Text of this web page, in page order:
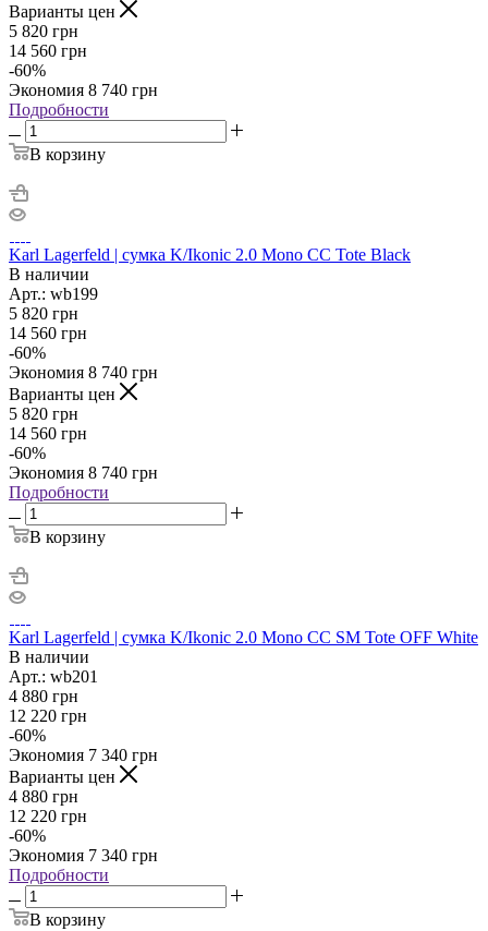
Варианты цен
5 820 грн
14 560 грн
-60%
Экономия 8 740 грн
Подробности
В корзину
Karl Lagerfeld | сумка K/Ikonic 2.0 Mono CC Tote Black
В наличии
Арт.: wb199
5 820 грн
14 560 грн
-60%
Экономия 8 740 грн
Варианты цен
5 820 грн
14 560 грн
-60%
Экономия 8 740 грн
Подробности
В корзину
Karl Lagerfeld | сумка K/Ikonic 2.0 Mono CC SM Tote OFF White
В наличии
Арт.: wb201
4 880 грн
12 220 грн
-60%
Экономия 7 340 грн
Варианты цен
4 880 грн
12 220 грн
-60%
Экономия 7 340 грн
Подробности
В корзину